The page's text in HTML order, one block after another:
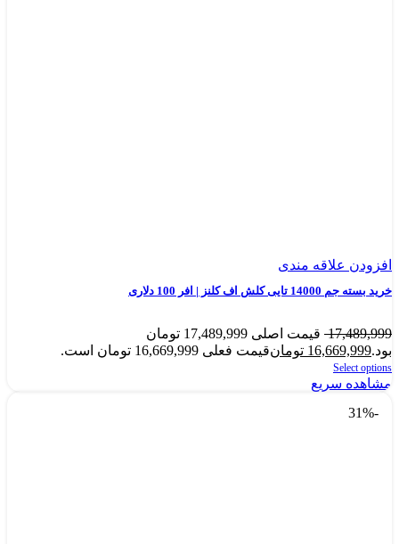
افزودن علاقه مندی
خرید بسته جم 14000 تایی کلش اف کلنز | افر 100 دلاری
17,489,999
قیمت اصلی 17,489,999 تومان
بود.16,669,999 تومانقیمت فعلی 16,669,999 تومان است.
Select options
مشاهده سریع
-31%